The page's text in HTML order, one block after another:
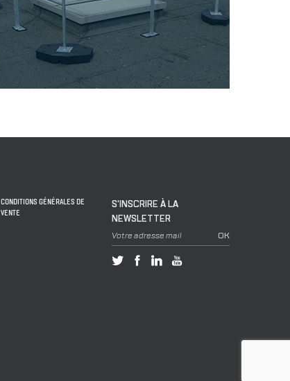
CONDITIONS GÉNÉRALES DE
VENTE
S'INSCRIRE À LA
NEWSLETTER
Votre adresse mail